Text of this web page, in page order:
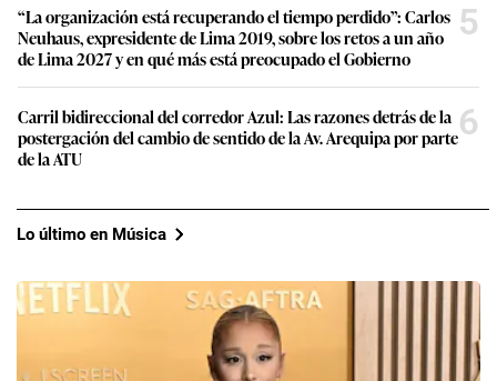
“La organización está recuperando el tiempo perdido”: Carlos
Neuhaus, expresidente de Lima 2019, sobre los retos a un año
de Lima 2027 y en qué más está preocupado el Gobierno
5
Carril bidireccional del corredor Azul: Las razones detrás de la
postergación del cambio de sentido de la Av. Arequipa por parte
de la ATU
6
Lo último en Música